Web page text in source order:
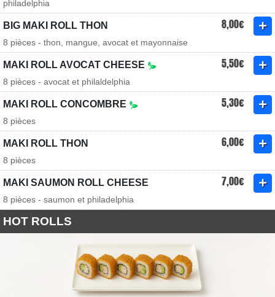
philadelphia
BIG MAKI ROLL THON 8,00€
8 pièces - thon, mangue, avocat et mayonnaise
MAKI ROLL AVOCAT CHEESE 5,50€
8 pièces - avocat et philaldelphia
MAKI ROLL CONCOMBRE 5,30€
8 pièces
MAKI ROLL THON 6,00€
8 pièces
MAKI SAUMON ROLL CHEESE 7,00€
8 pièces - saumon et philadelphia
HOT ROLLS